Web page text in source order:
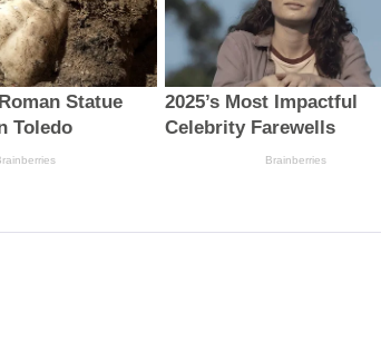
Statue
Toledo
2025’s Most Impactful
Celebrity Farewells
Brainberries